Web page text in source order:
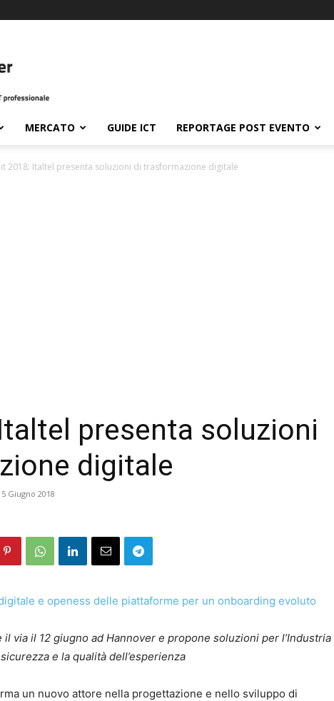
MERCATO GUIDE ICT REPORTAGE POST EVENTO
2018: Italtel presenta soluzioni di trasformazione digitale
presenta soluzioni
digitale
5 Giugno 2018
via il 12 giugno ad Hannover e propone soluzioni per l’Industria
e la qualità dell’esperienza
un nuovo attore nella progettazione e nello sviluppo di